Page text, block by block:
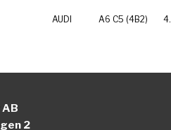
AUDI A6 C5 (4B2)
2